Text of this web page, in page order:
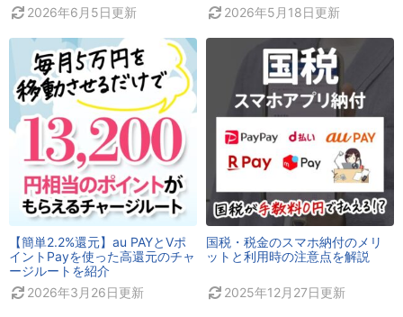
2026年6月5日更新
2026年5月18日更新
【簡単2.2%還元】au PAYとVポ
イントPayを使った高還元のチャ
ージルートを紹介
2026年3月26日更新
国税・税金のスマホ納付のメリ
ットと利用時の注意点を解説
2025年12月27日更新